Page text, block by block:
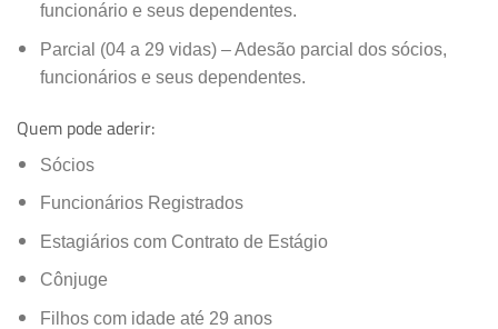
funcionário e seus dependentes.
Parcial (04 a 29 vidas) – Adesão parcial dos sócios,
funcionários e seus dependentes.
Quem pode aderir:
Sócios
Funcionários Registrados
Estagiários com Contrato de Estágio
Cônjuge
Filhos com idade até 29 anos